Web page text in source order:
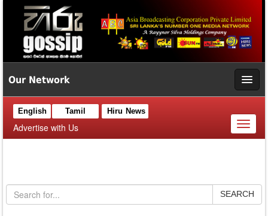
Our Network
English Tamil Hiru News
Advertise with Us
Toggle
SEARCH